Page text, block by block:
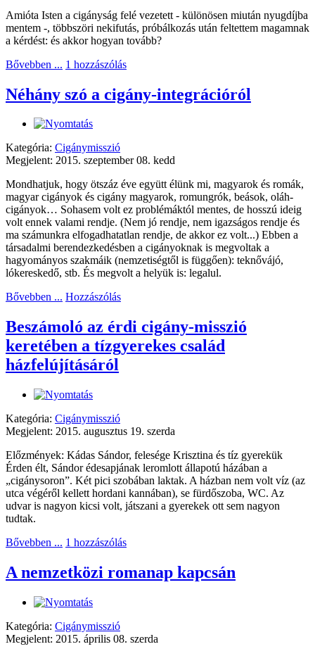
Amióta Isten a cigányság felé vezetett - különösen miután nyugdíjba
mentem -, többszöri nekifutás, próbálkozás után feltettem magamnak
a kérdést: és akkor hogyan tovább?
Bővebben ... 1 hozzászólás
Néhány szó a cigány-integrációról
Kategória: Cigánymisszió
Megjelent: 2015. szeptember 08. kedd
Mondhatjuk, hogy ötszáz éve együtt élünk mi, magyarok és romák,
magyar cigányok és cigány magyarok, romungrók, beások, oláh-
cigányok… Sohasem volt ez problémáktól mentes, de hosszú ideig
volt ennek valami rendje. (Nem jó rendje, nem igazságos rendje és
ma számunkra elfogadhatatlan rendje, de akkor ez volt...) Ebben a
társadalmi berendezkedésben a cigányoknak is megvoltak a
hagyományos szakmáik (nemzetiségtől is függően): teknővájó,
lókereskedő, stb. És megvolt a helyük is: legalul.
Bővebben ... Hozzászólás
Beszámoló az érdi cigány-misszió
keretében a tízgyerekes család
házfelújításáról
Kategória: Cigánymisszió
Megjelent: 2015. augusztus 19. szerda
Előzmények: Kádas Sándor, felesége Krisztina és tíz gyerekük
Érden élt, Sándor édesapjának leromlott állapotú házában a
„cigánysoron”. Két pici szobában laktak. A házban nem volt víz (az
utca végéről kellett hordani kannában), se fürdőszoba, WC. Az
udvar is nagyon kicsi volt, játszani a gyerekek ott sem nagyon
tudtak.
Bővebben ... 1 hozzászólás
A nemzetközi romanap kapcsán
Kategória: Cigánymisszió
Megjelent: 2015. április 08. szerda